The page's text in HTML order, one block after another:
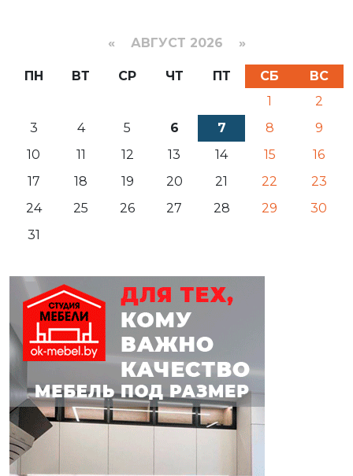
« АВГУСТ 2026 »
ПН ВТ СР ЧТ ПТ СБ
ВС
1
2
3
4 5 6 7 8
9
10
11 12 13 14 15
16
17
18 19 20 21 22
23
24
25 26 27 28 29
30
31